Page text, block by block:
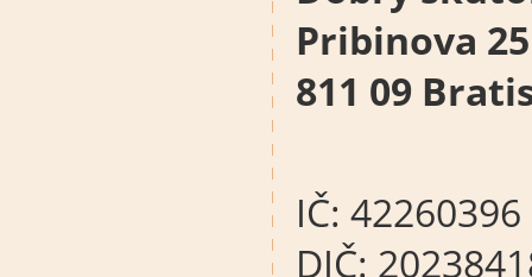
Pribinova 25
811 09
IČ: 42260396
DIČ: